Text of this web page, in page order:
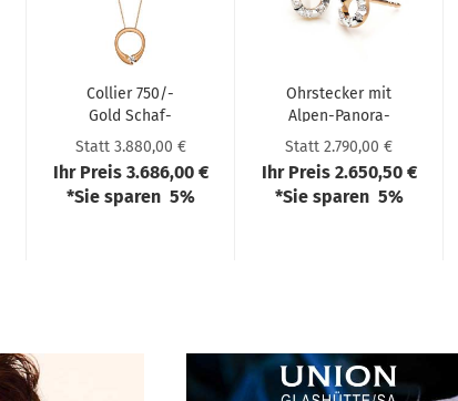
Col­lier 750/-
Gold Schaf­
frath CALO1
Statt 3.880,00 €
Ihr Preis 3.686,00 €
*Sie sparen 5%
Ohr­ste­cker mit
Alpen-​​Pan­ora­
ma GO705RG
Statt 2.790,00 €
Ihr Preis 2.650,50 €
*Sie sparen 5%